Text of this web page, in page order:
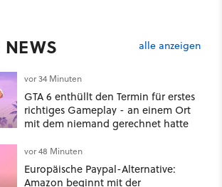
NEWS alle anzeigen
vor 34 Minuten
GTA 6 enthüllt den Termin für erstes
richtiges Gameplay - an einem Ort
mit dem niemand gerechnet hatte
vor 48 Minuten
Europäische Paypal-Alternative:
Amazon beginnt mit der